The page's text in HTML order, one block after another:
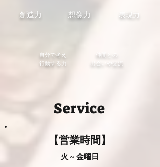
​創造力 ​想像力 ​表現力
​自分で考え
行動する力
仲間との
出会いや交流
​Service
【営業時間】
火 ~金曜日